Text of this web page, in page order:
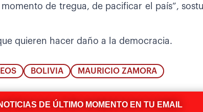
de tregua, de pacificar el país”,
quieren hacer daño a la democracia.
BOLIVIA MAURICIO ZAMORA
DE ÚLTIMO MOMENTO EN TU EMAIL